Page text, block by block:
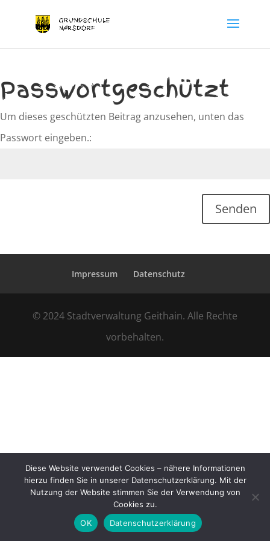
Passwortgeschützt
Um dieses geschützten Beitrag anzusehen, unten das
Passwort eingeben.:
Senden
Impressum Datenschutz
© 2024 Stadtverwaltung Geithain. Alle Rechte
vorbehalten.
Diese Website verwendet Cookies – nähere Informationen
hierzu finden Sie in unserer Datenschutzerklärung. Mit der
Nutzung der Website stimmen Sie der Verwendung von
Cookies zu.
OK
Datenschutzerklärung